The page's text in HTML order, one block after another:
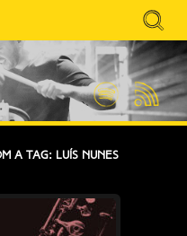
Search
for:
CONVERSA
SpotifyFeed
RSS
a tag: Luís Nunes